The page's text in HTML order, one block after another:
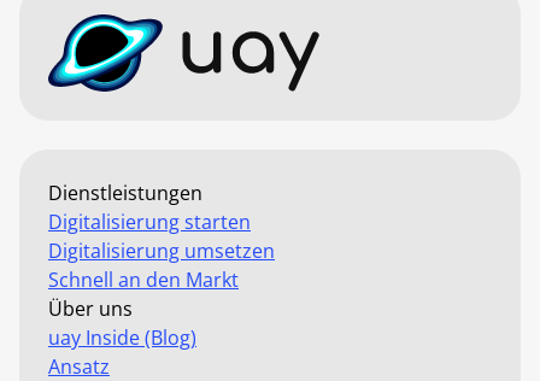
Dienstleistungen
Digitalisierung starten
Digitalisierung umsetzen
Schnell an den Markt
Über uns
uay Inside (Blog)
Ansatz